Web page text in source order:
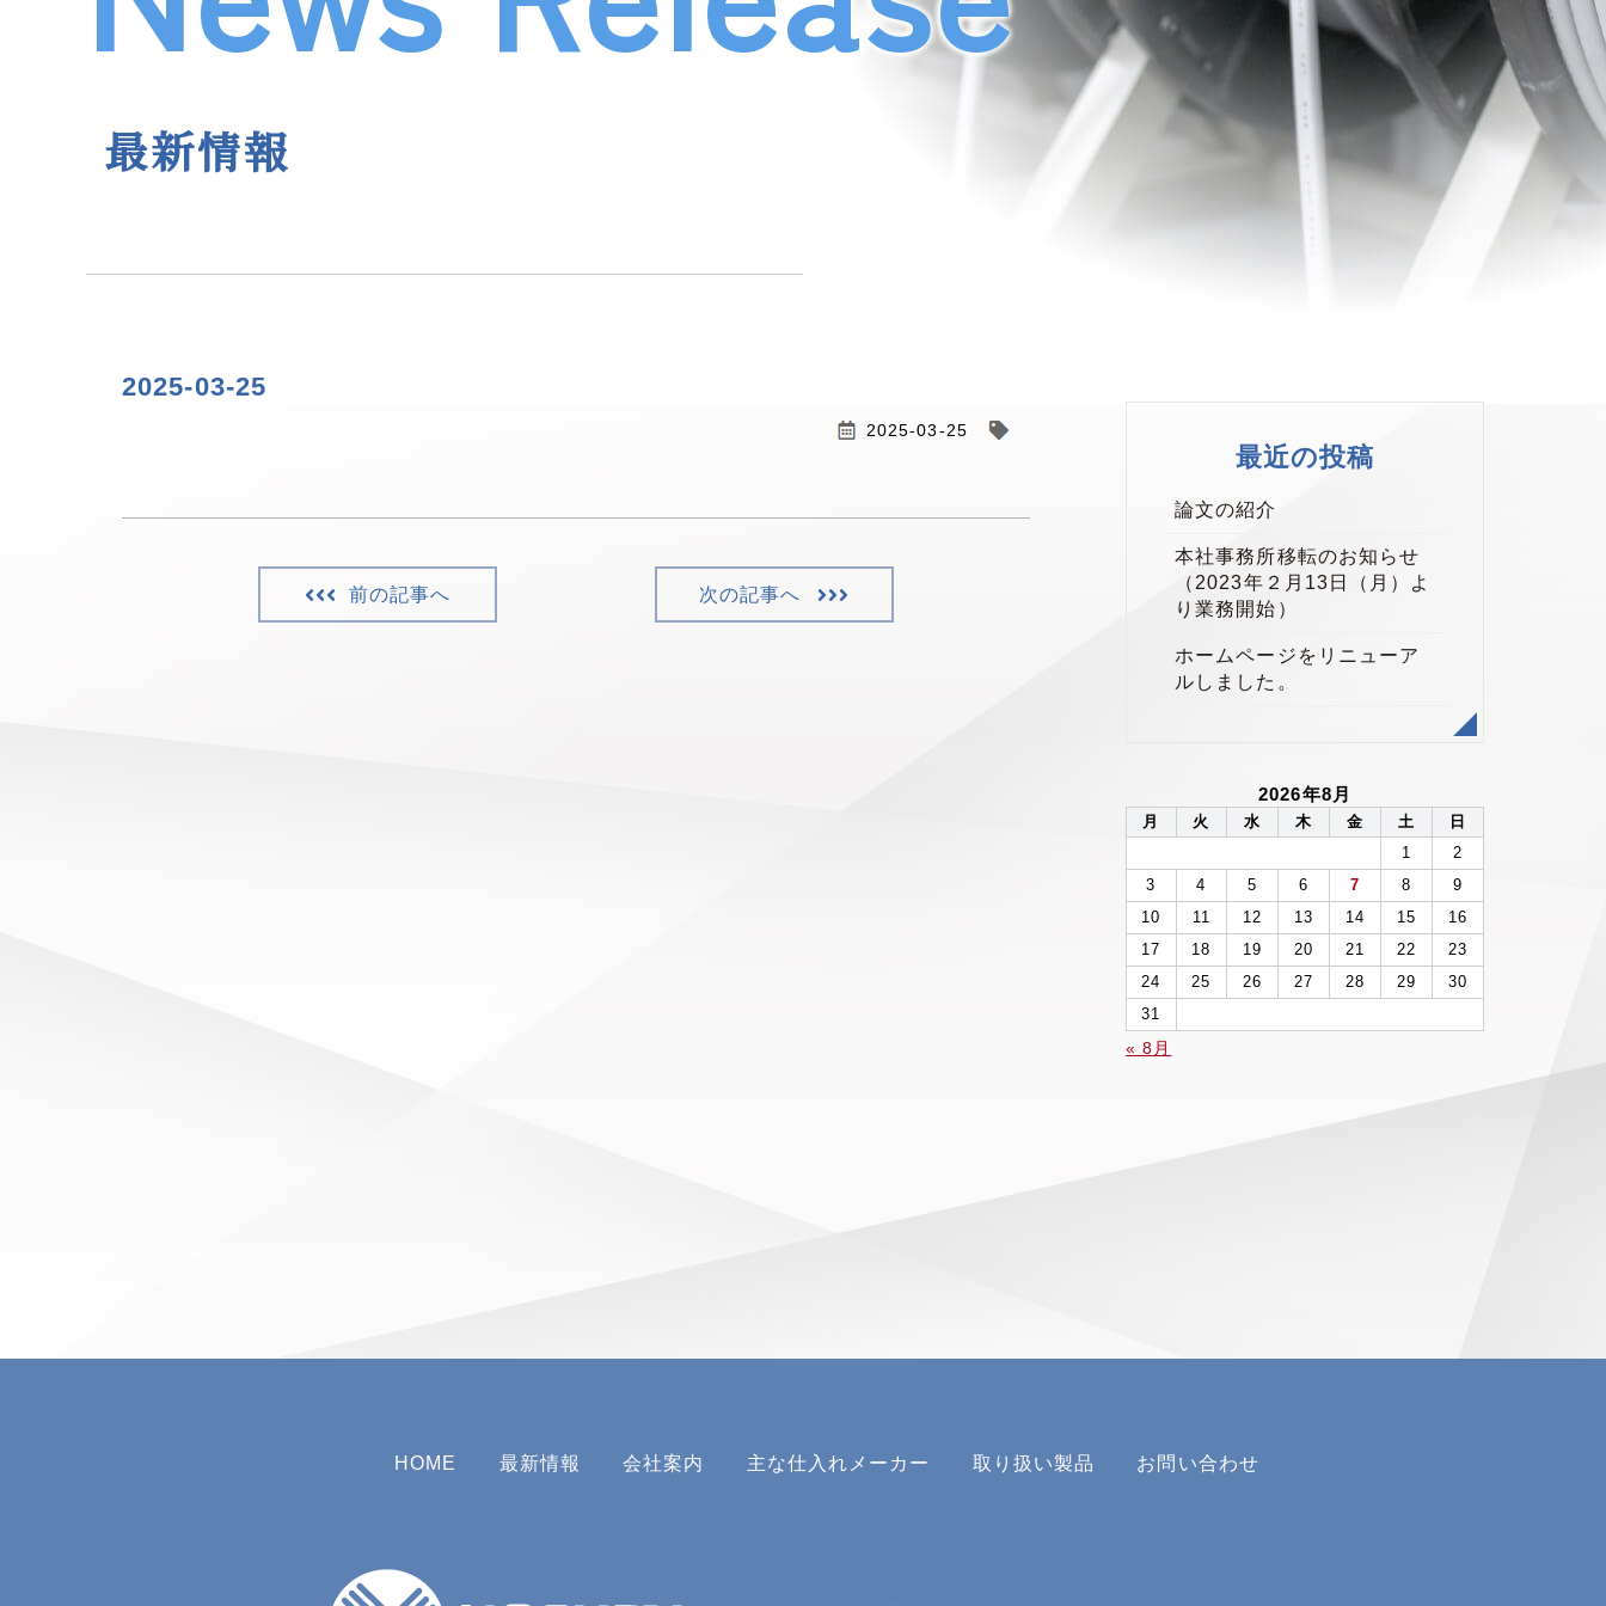
最新情報
2025-03-25
2025-03-25
前の記事へ 次の記事へ
最近の投稿
論文の紹介
本社事務所移転のお知らせ
（2023年２月13日（月）よ
り業務開始）
ホームページをリニューア
ルしました。
2026年8月
月 火 水 木 金 土
日
1
2
3
4 5 6 7 8
9
10
11 12 13 14 15
16
17
18 19 20 21 22
23
24
25 26 27 28 29
30
31
« 8月
HOME 最新情報 会社案内 主な仕入れメーカー 取り扱い製品 お問い合わせ